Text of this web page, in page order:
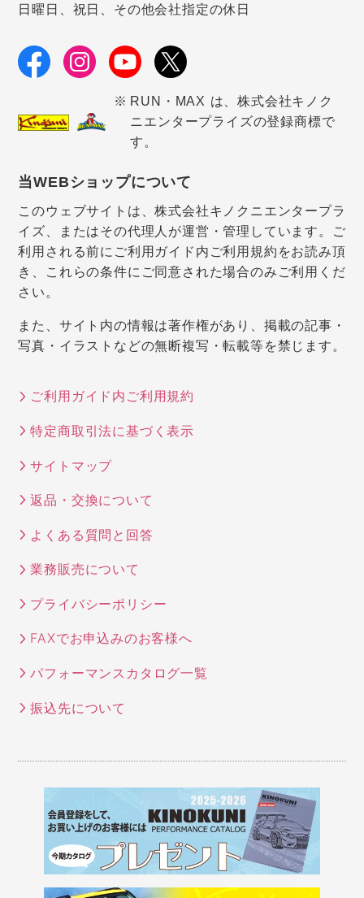
日曜日、祝日、その他会社指定の休日
RUN・MAX は、株式会社キノク
ニエンタープライズの登録商標で
す。
当WEBショップについて
このウェブサイトは、株式会社キノクニエンタープラ
イズ、またはその代理人が運営・管理しています。ご
利用される前にご利用ガイド内ご利用規約をお読み頂
き、これらの条件にご同意された場合のみご利用くだ
さい。
また、サイト内の情報は著作権があり、掲載の記事・
写真・イラストなどの無断複写・転載等を禁じます。
ご利用ガイド内ご利用規約
特定商取引法に基づく表示
サイトマップ
返品・交換について
よくある質問と回答
業務販売について
プライバシーポリシー
FAXでお申込みのお客様へ
パフォーマンスカタログ一覧
振込先について